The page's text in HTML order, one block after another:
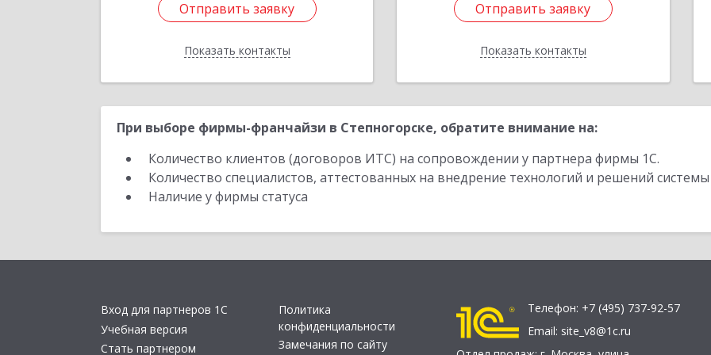
Отправить заявку
Показать контакты
Отправить заявку
Назад
Отправить заявку
Показать контакты
Отправить заявку
Назад
При выборе фирмы-франчайзи в Степногорске, обратите внимание на:
Количество клиентов (договоров ИТС) на сопровождении у партнера фирмы 1С.
Количество специалистов, аттестованных на внедрение технологий и решений
Наличие у фирмы статуса
Вход для партнеров 1С
Учебная версия
Стать партнером
Политика
конфиденциальности
Замечания по сайту
Телефон: +7 (495) 737-92-57
Email: site_v8@1c.ru